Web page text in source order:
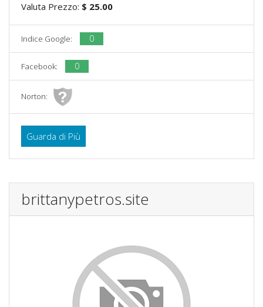
Valuta Prezzo: $ 25.00
Indice Google: 0
Facebook: 0
Norton:
Guarda di Più
brittanypetros.site